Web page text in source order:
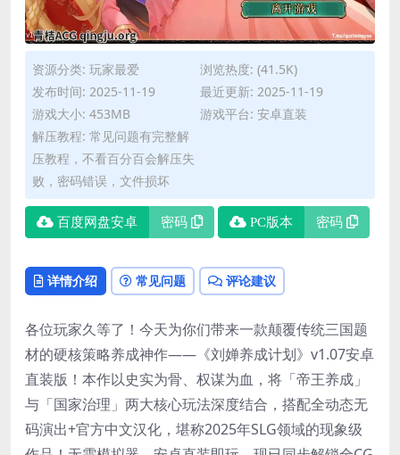
资源分类: 玩家最爱
浏览热度: (41.5K)
发布时间: 2025-11-19
最近更新: 2025-11-19
游戏大小: 453MB
游戏平台: 安卓直装
解压教程: 常见问题有完整解
压教程，不看百分百会解压失
败，密码错误，文件损坏
百度网盘安卓 密码 PC版本 密码
详情介绍 常见问题 评论建议
各位玩家久等了！今天为你们带来一款颠覆传统三国题
材的硬核策略养成神作——《刘婵养成计划》v1.07安卓
直装版！本作以史实为骨、权谋为血，将「帝王养成」
与「国家治理」两大核心玩法深度结合，搭配全动态无
码演出+官方中文汉化，堪称2025年SLG领域的现象级